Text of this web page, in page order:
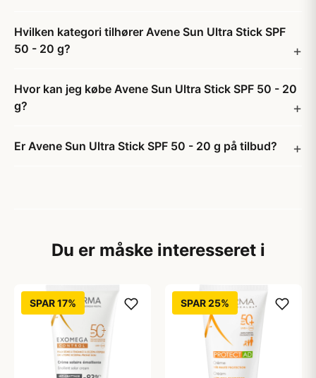
Hvilken kategori tilhører Avene Sun Ultra Stick SPF
50 - 20 g?
Hvor kan jeg købe Avene Sun Ultra Stick SPF 50 - 20
g?
Er Avene Sun Ultra Stick SPF 50 - 20 g på tilbud?
Du er måske interesseret i
SPAR 17% SPAR 25%